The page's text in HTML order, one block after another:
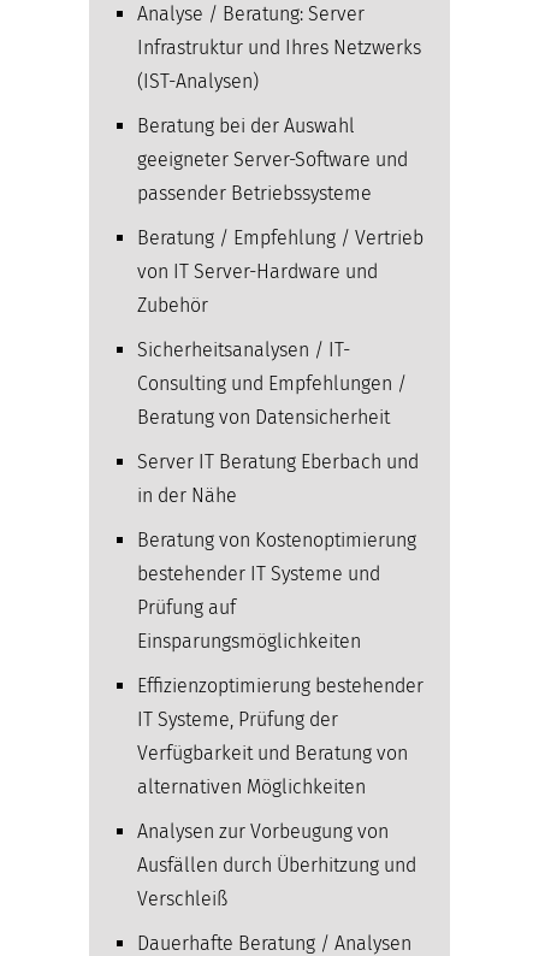
Analyse / Beratung: Server
Infrastruktur und Ihres Netzwerks
(IST-Analysen)
Beratung bei der Auswahl
geeigneter Server-Software und
passender Betriebssysteme
Beratung / Empfehlung / Vertrieb
von IT Server-Hardware und
Zubehör
Sicherheitsanalysen / IT-
Consulting und Empfehlungen /
Beratung von Datensicherheit
Server IT Beratung Eberbach und
in der Nähe
Beratung von Kostenoptimierung
bestehender IT Systeme und
Prüfung auf
Einsparungsmöglichkeiten
Effizienzoptimierung bestehender
IT Systeme, Prüfung der
Verfügbarkeit und Beratung von
alternativen Möglichkeiten
Analysen zur Vorbeugung von
Ausfällen durch Überhitzung und
Verschleiß
Dauerhafte Beratung / Analysen